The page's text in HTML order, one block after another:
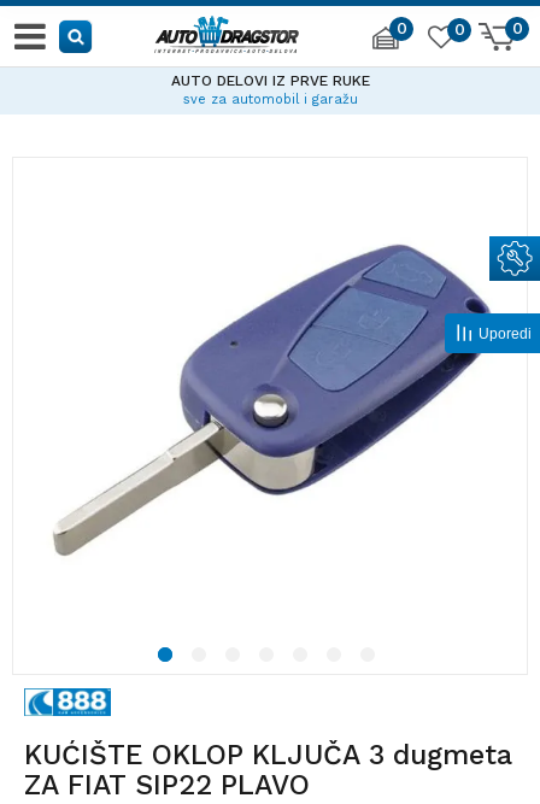
0 0
0
AUTO DELOVI IZ PRVE RUKE
sve za automobil i garažu
1
KUĆIŠTE OKLOP KLJUČA 3 dugmeta
ZA FIAT SIP22 PLAVO
Uporedi